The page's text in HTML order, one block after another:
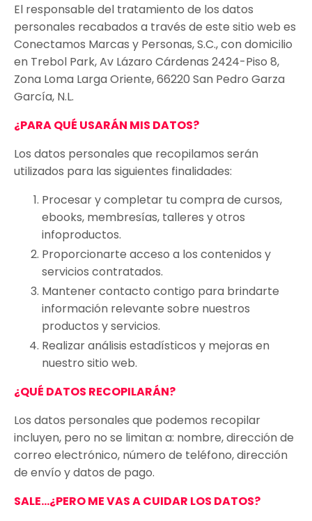
El responsable del tratamiento de los datos
personales recabados a través de este sitio web es
Conectamos Marcas y Personas, S.C., con domicilio
en Trebol Park, Av Lázaro Cárdenas 2424-Piso 8,
Zona Loma Larga Oriente, 66220 San Pedro Garza
García, N.L.
¿PARA QUÉ USARÁN MIS DATOS?
Los datos personales que recopilamos serán
utilizados para las siguientes finalidades:
Procesar y completar tu compra de cursos,
ebooks, membresías, talleres y otros
infoproductos.
Proporcionarte acceso a los contenidos y
servicios contratados.
Mantener contacto contigo para brindarte
información relevante sobre nuestros
productos y servicios.
Realizar análisis estadísticos y mejoras en
nuestro sitio web.
¿QUÉ DATOS RECOPILARÁN?
Los datos personales que podemos recopilar
incluyen, pero no se limitan a: nombre, dirección de
correo electrónico, número de teléfono, dirección
de envío y datos de pago.
SALE...¿PERO ME VAS A CUIDAR LOS DATOS?